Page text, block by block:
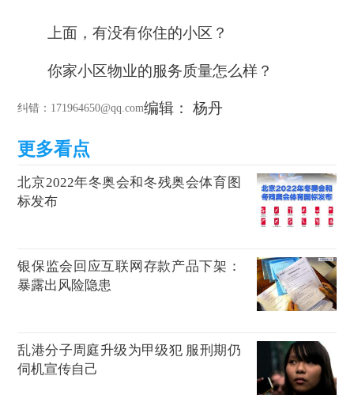
上面，有没有你住的小区？
你家小区物业的服务质量怎么样？
纠错 ：171964650@qq.com编辑： 杨丹
北京2022年冬奥会和冬残奥会体育图
标发布
银保监会回应互联网存款产品下架：
暴露出风险隐患
乱港分子周庭升级为甲级犯 服刑期仍
伺机宣传自己